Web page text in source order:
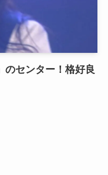
のセンター！格好良